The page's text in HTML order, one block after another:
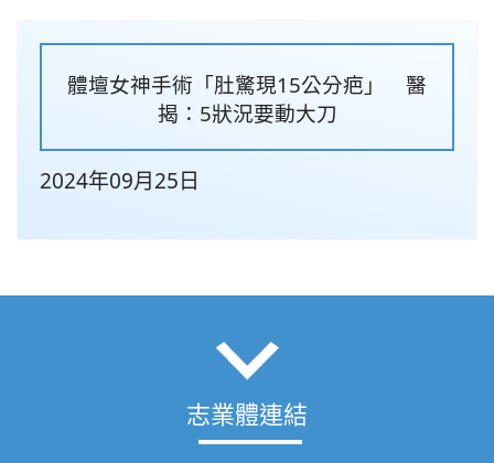
體壇女神手術「肚驚現15公分疤」 醫
揭：5狀況要動大刀
2024年09月25日
志業體連結